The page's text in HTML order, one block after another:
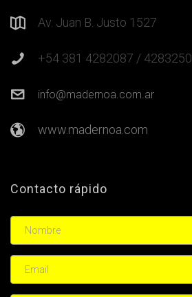
Av. Juan B. Justo 1527
+54 381 4282087 / 4283250
info@madernoa.com.ar
www.madernoa.com
Contacto rápido